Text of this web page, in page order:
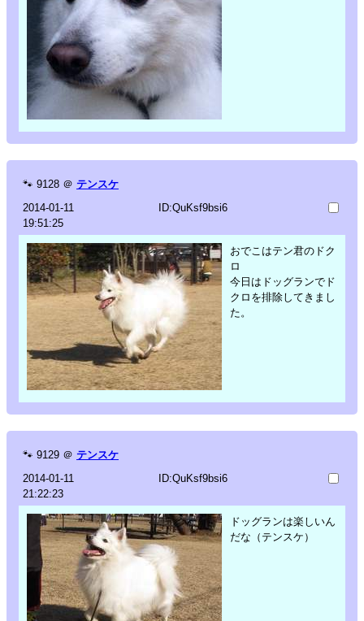
🐾 9128 ＠ テンスケ
2014-01-11
19:51:25
ID:QuKsf9bsi6
おでこはテン君のドク
ロ
今日はドッグランでド
クロを排除してきまし
た。
🐾 9129 ＠ テンスケ
2014-01-11
21:22:23
ID:QuKsf9bsi6
ドッグランは楽しいん
だな（テンスケ）